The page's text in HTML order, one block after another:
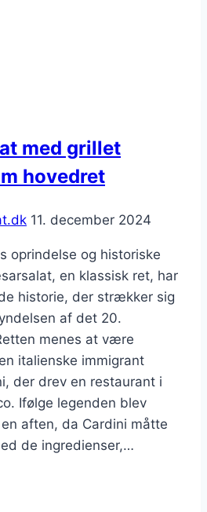
med grillet
hovedret
11. december 2024
oprindelse og historiske
en klassisk ret, har
historie, der strækker sig
af det 20.
menes at være
italienske immigrant
der drev en restaurant i
Ifølge legenden blev
aften, da Cardini måtte
de ingredienser,…